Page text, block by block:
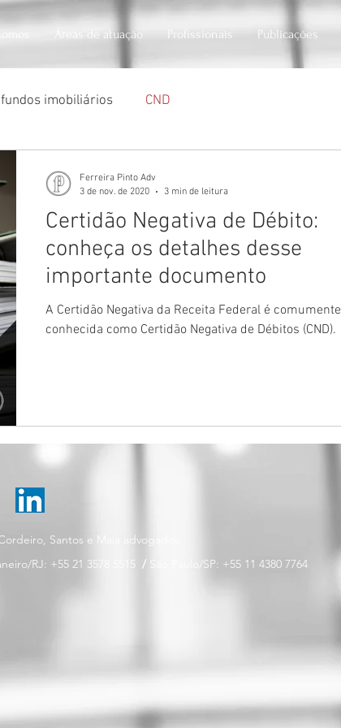
Áreas de atuação Profissionais Publicações
fundos imobiliários CND
Certidão Negativa de Débito:
conheça os detalhes desse
importante documento
A Certidão Negativa da Receita Federal é comumente
conhecida como Certidão Negativa de Débitos (CND).
Ferreira Pinto Adv
3 de nov. de 2020
3 min de leitura
Santos e Maia advogados
RJ: +55 21 3578 5515 / São Paulo/SP: +55 11 4380 7764